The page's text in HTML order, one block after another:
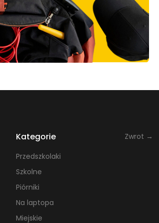
aby był on dostosowany do
pojemny, by pomieścić wszystkie
praktyczna konstrukcja i
potrzebują mieć szybki dostęp do
Kategorie
Przedszkolaki
Szkolne
Piórniki
Na laptopa
Miejskie
Zwrot →